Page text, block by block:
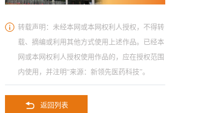
转载声明：未经本网或本网权利人授权，不得转
载、摘编或利用其他方式使用上述作品。已经本
网或本网权利人授权使用作品的，应在授权范围
内使用，并注明“来源：新领先医药科技”。
返回列表